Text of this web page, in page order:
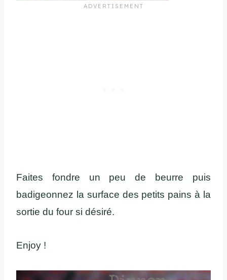
Faites fondre un peu de beurre puis
badigeonnez la surface des petits pains à la
sortie du four si désiré.
Enjoy !